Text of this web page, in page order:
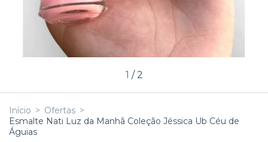
1 / 2
Início > Ofertas >
Esmalte Nati Luz da Manhã Coleção Jéssica Ub Céu de
Águias